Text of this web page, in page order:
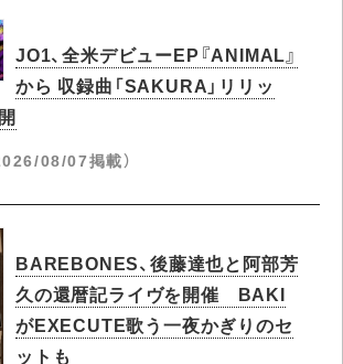
JO1、全米デビューEP『ANIMAL』
から 収録曲「SAKURA」リリッ
08/07掲載）
BAREBONES、後藤達也と阿部芳
久の還暦記ライヴを開催 BAKI
がEXECUTE歌う一夜かぎりのセ
ットも